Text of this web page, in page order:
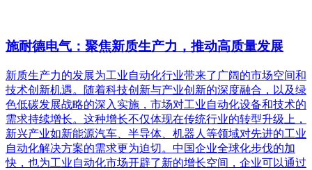
施耐德电气：聚焦新质生产力，推动高质量发展
新质生产力的发展为工业自动化行业带来了广阔的市场空间和
技术创新机遇。随着科技创新与产业创新的深度融合，以及绿
色低碳发展战略的深入实施，市场对工业自动化设备和技术的
需求持续增长。这种增长不仅体现在传统行业的转型升级上，
新兴产业如新能源汽车、半导体、机器人等领域对先进的工业
自动化解决方案的需求更为迫切。中国企业全球化步伐的加
快，也为工业自动化市场开辟了新的增长空间，企业可以通过